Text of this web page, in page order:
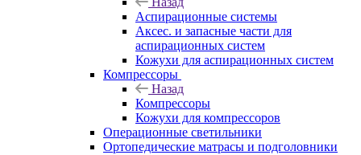
Аспирационные системы
Аксес. и запасные части для
аспирационных систем
Кожухи для аспирационных систем
Компрессоры
Назад
Компрессоры
Кожухи для компрессоров
Операционные светильники
Ортопедические матрасы и подголовники